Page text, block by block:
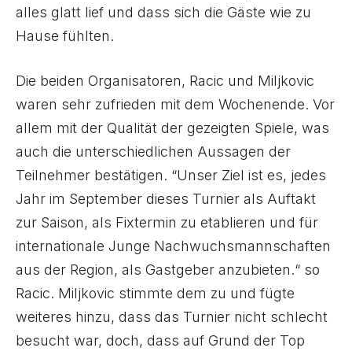
alles glatt lief und dass sich die Gäste wie zu
Hause fühlten.
Die beiden Organisatoren, Racic und Miljkovic
waren sehr zufrieden mit dem Wochenende. Vor
allem mit der Qualität der gezeigten Spiele, was
auch die unterschiedlichen Aussagen der
Teilnehmer bestätigen. “Unser Ziel ist es, jedes
Jahr im September dieses Turnier als Auftakt
zur Saison, als Fixtermin zu etablieren und für
internationale Junge Nachwuchsmannschaften
aus der Region, als Gastgeber anzubieten.“ so
Racic. Miljkovic stimmte dem zu und fügte
weiteres hinzu, dass das Turnier nicht schlecht
besucht war, doch, dass auf Grund der Top